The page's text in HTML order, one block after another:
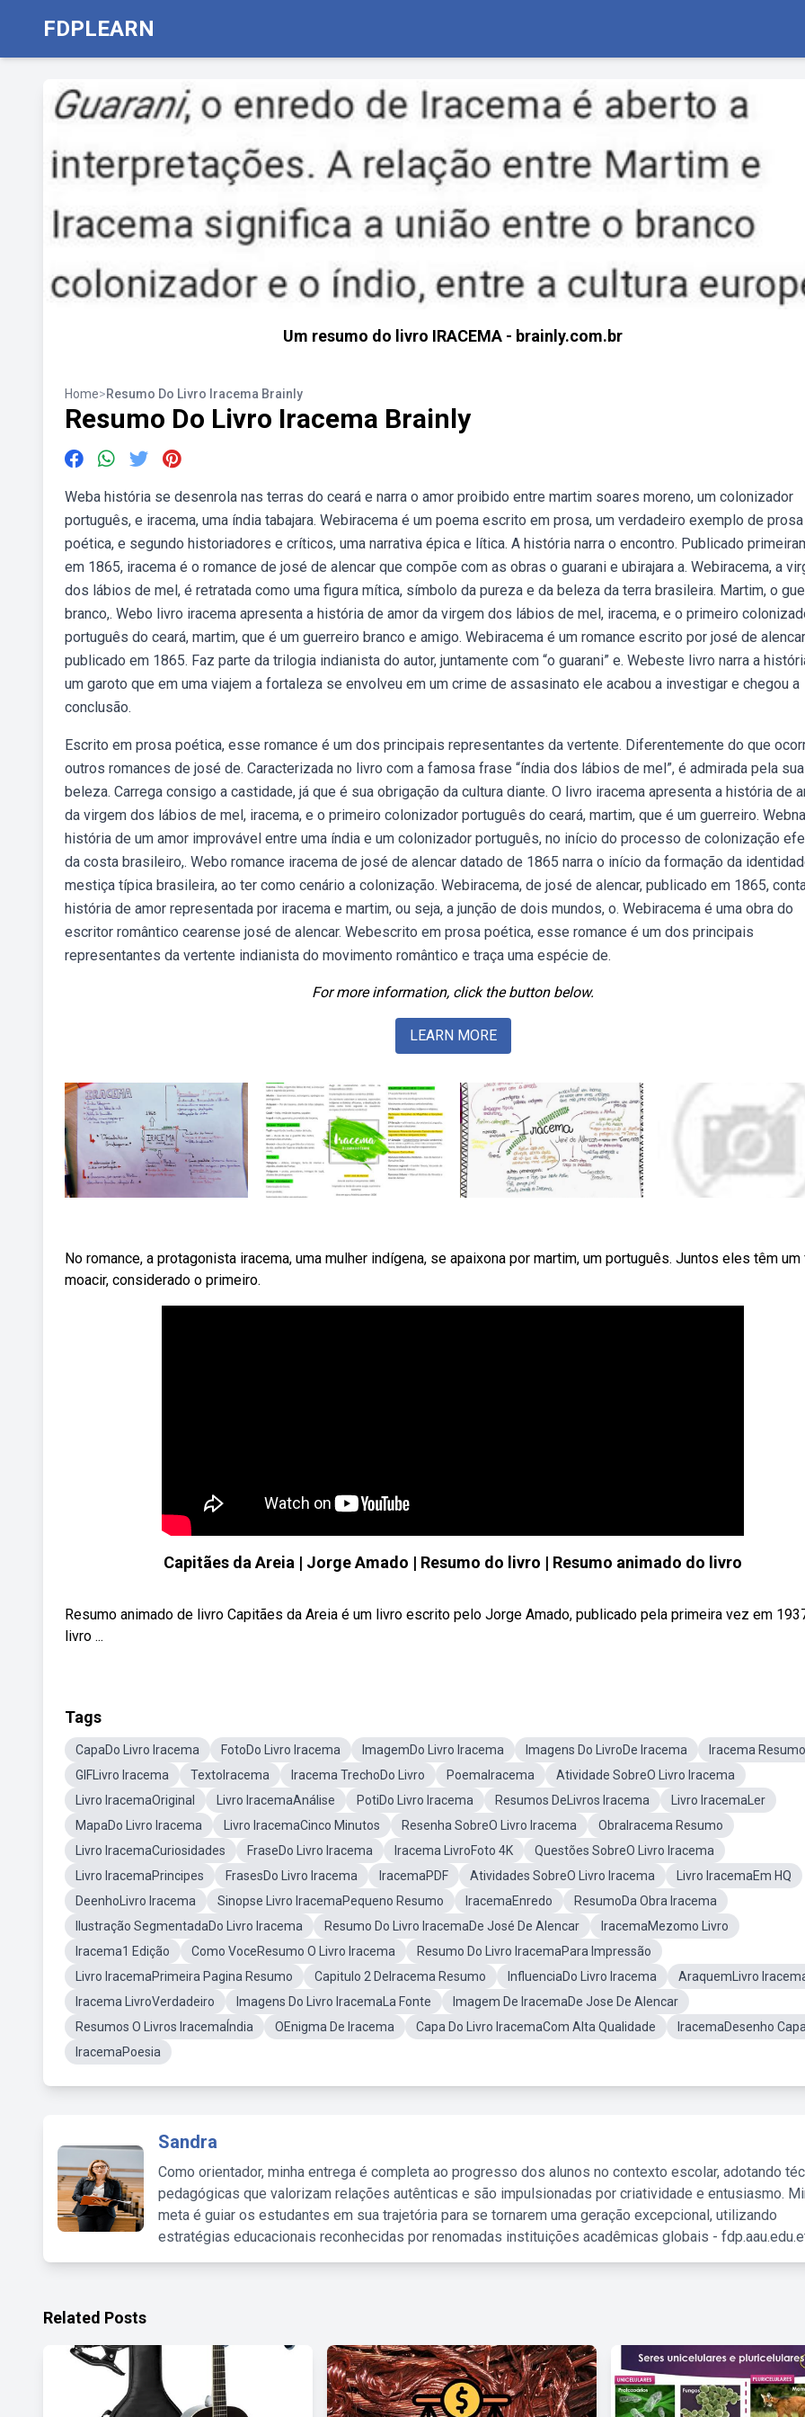
FDPLEARN
Um resumo do livro IRACEMA - brainly.com.br
Home>Resumo Do Livro Iracema Brainly
Resumo Do Livro Iracema Brainly
Weba história se desenrola nas terras do ceará e narra o amor proibido entre martim soares moreno, um colonizador
português, e iracema, uma índia tabajara. Webiracema é um poema escrito em prosa, um verdadeiro exemplo de prosa
poética, e segundo historiadores e críticos, uma narrativa épica e lítica. A história narra o encontro. Publicado
em 1865, iracema é o romance de josé de alencar que compõe com as obras o guarani e ubirajara a. Webiracema, a
dos lábios de mel, é retratada como uma figura mítica, símbolo da pureza e da beleza da terra brasileira. Martim, o
branco,. Webo livro iracema apresenta a história de amor da virgem dos lábios de mel, iracema, e o primeiro
português do ceará, martim, que é um guerreiro branco e amigo. Webiracema é um romance escrito por josé de
publicado em 1865. Faz parte da trilogia indianista do autor, juntamente com “o guarani” e. Webeste livro narra a
um garoto que em uma viajem a fortaleza se envolveu em um crime de assasinato ele acabou a investigar e chegou a
conclusão.
Escrito em prosa poética, esse romance é um dos principais representantes da vertente. Diferentemente do que
outros romances de josé de. Caracterizada no livro com a famosa frase “índia dos lábios de mel”, é admirada pela sua
beleza. Carrega consigo a castidade, já que é sua obrigação da cultura diante. O livro iracema apresenta a história de
da virgem dos lábios de mel, iracema, e o primeiro colonizador português do ceará, martim, que é um guerreiro.
história de um amor improvável entre uma índia e um colonizador português, no início do processo de colonização
da costa brasileiro,. Webo romance iracema de josé de alencar datado de 1865 narra o início da formação da
mestiça típica brasileira, ao ter como cenário a colonização. Webiracema, de josé de alencar, publicado em 1865,
história de amor representada por iracema e martim, ou seja, a junção de dois mundos, o. Webiracema é uma obra do
escritor romântico cearense josé de alencar. Webescrito em prosa poética, esse romance é um dos principais
representantes da vertente indianista do movimento romântico e traça uma espécie de.
For more information, click the button below.
LEARN MORE
No romance, a protagonista iracema, uma mulher indígena, se apaixona por martim, um português. Juntos eles têm um
moacir, considerado o primeiro.
Capitães da Areia | Jorge Amado | Resumo do livro | Resumo animado do livro
Resumo animado de livro Capitães da Areia é um livro escrito pelo Jorge Amado, publicado pela primeira vez em
livro ...
Tags
CapaDo Livro Iracema FotoDo Livro Iracema ImagemDo Livro Iracema Imagens Do LivroDe Iracema
Iracema Resumo
GIFLivro Iracema
TextoIracema Iracema TrechoDo Livro PoemaIracema
Atividade SobreO Livro Iracema
Livro IracemaOriginal
Livro IracemaAnálise PotiDo Livro Iracema Resumos DeLivros Iracema
Livro IracemaLer
MapaDo Livro Iracema
Livro IracemaCinco Minutos Resenha SobreO Livro Iracema
ObraIracema Resumo
Livro IracemaCuriosidades
FraseDo Livro Iracema Iracema LivroFoto 4K
Questões SobreO Livro Iracema
Livro IracemaPrincipes
FrasesDo Livro Iracema IracemaPDF Atividades SobreO Livro Iracema
Livro IracemaEm HQ
DeenhoLivro Iracema
Sinopse Livro IracemaPequeno Resumo IracemaEnredo
ResumoDa Obra Iracema
Ilustração SegmentadaDo Livro Iracema
Resumo Do Livro IracemaDe José De Alencar
IracemaMezomo Livro
Iracema1 Edição
Como VoceResumo O Livro Iracema
Resumo Do Livro IracemaPara Impressão
Livro IracemaPrimeira Pagina Resumo
Capitulo 2 DeIracema Resumo InfluenciaDo Livro Iracema
AraquemLivro
Iracema LivroVerdadeiro
Imagens Do Livro IracemaLa Fonte
Imagem De IracemaDe Jose De Alencar
Resumos O Livros IracemaÍndia
OEnigma De Iracema Capa Do Livro IracemaCom Alta Qualidade
IracemaDesenho Capa
IracemaPoesia
Sandra
Como orientador, minha entrega é completa ao progresso dos alunos no contexto escolar, adotando
pedagógicas que valorizam relações autênticas e são impulsionadas por criatividade e entusiasmo.
meta é guiar os estudantes em sua trajetória para se tornarem uma geração excepcional, utilizando
estratégias educacionais reconhecidas por renomadas instituições acadêmicas globais -
Related Posts